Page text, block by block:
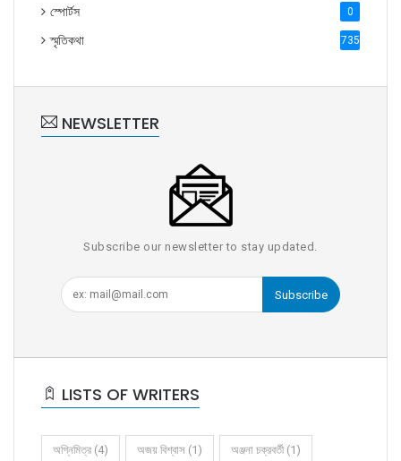
স্পোর্টস 0
স্মৃতিকথা 735
NEWSLETTER
Subscribe our newsletter to stay updated.
Subscribe
LISTS OF WRITERS
অগ্নিমিত্র (4) অজয় বিশ্বাস (1) অঞ্জনা চক্রবর্তী (1)